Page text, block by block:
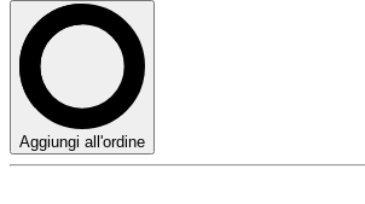
Aggiungi all'ordine